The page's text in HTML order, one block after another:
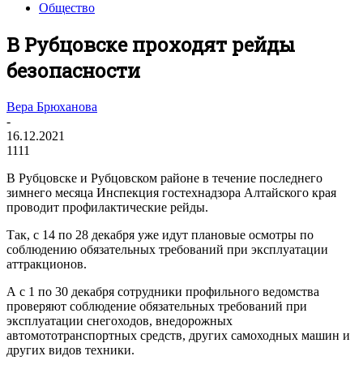
Общество
В Рубцовске проходят рейды
безопасности
Вера Брюханова
-
16.12.2021
1111
В Рубцовске и Рубцовском районе в течение последнего
зимнего месяца Инспекция гостехнадзора Алтайского края
проводит профилактические рейды.
Так, с 14 по 28 декабря уже идут плановые осмотры по
соблюдению обязательных требований при эксплуатации
аттракционов.
А с 1 по 30 декабря сотрудники профильного ведомства
проверяют соблюдение обязательных требований при
эксплуатации снегоходов, внедорожных
автомототранспортных средств, других самоходных машин и
других видов техники.